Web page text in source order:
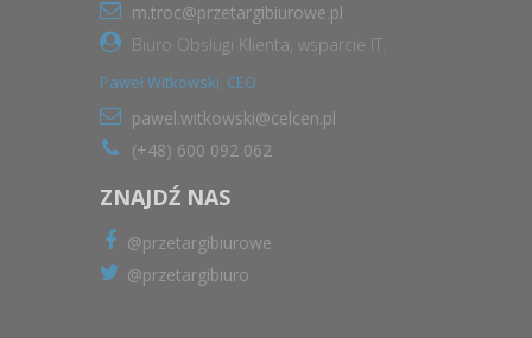
m.troc@przetargibiurowe.pl
Biuro Obsługi Klienta, wsparcie IT.
Paweł Witkowski, CEO
pawel.witkowski@celcen.pl
(+48) 600 092 062
ZNAJDŹ NAS
@przetargibiurowe
@przetargibiuro